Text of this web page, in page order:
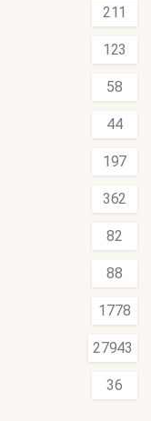
211
123
58
44
197
362
82
88
1778
27943
36